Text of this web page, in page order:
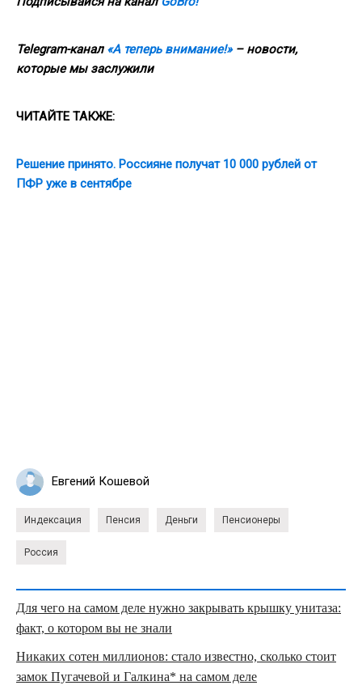
Telegram-канал «А теперь внимание!»– новости,
которые мы заслужили
ЧИТАЙТЕ ТАКЖЕ:
Решение принято. Россияне получат 10 000 рублей от
ПФР уже в сентябре
Евгений Кошевой
Индексация Пенсия Деньги Пенсионеры
Россия
Для чего на самом деле нужно закрывать крышку унитаза:
факт, о котором вы не знали
Никаких сотен миллионов: стало известно, сколько стоит
замок Пугачевой и Галкина* на самом деле